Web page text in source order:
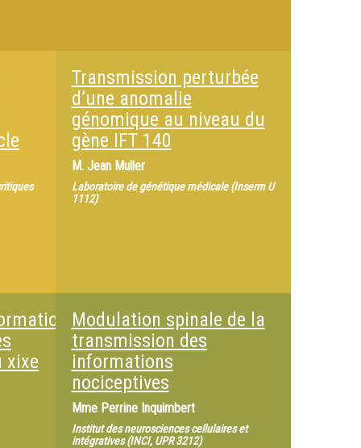
Transmission perturbée
d’une anomalie
génomique au niveau du
gène IFT 140
M. Jean Muller
Laboratoire de génétique médicale (Inserm U
1112)
xixe
Modulation spinale de la
transmission des
informations
nociceptives
Mme Perrine Inquimbert
Institut des neurosciences cellulaires et
intégratives (INCI, UPR 3212)